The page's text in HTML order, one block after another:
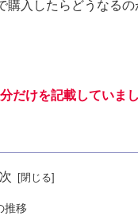
購入したらどうなるの
だけを記載していま
推移